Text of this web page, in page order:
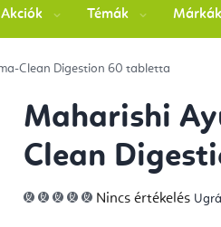
Akciók Témák Márkák
Clean Digestion 60 tabletta
Maharishi
Clean
A
termék
Nincs értékelés